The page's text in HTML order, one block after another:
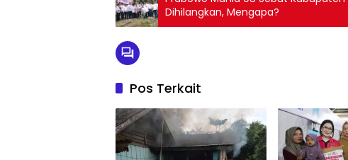
Dihilangkan, Mengapa?
Pos Terkait